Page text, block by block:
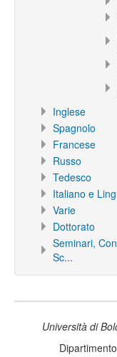
Inglese
Spagnolo
Francese
Russo
Tedesco
Italiano e
Varie
Dottorato
Seminari,
Sc...
Università di